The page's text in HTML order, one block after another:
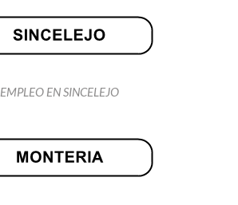
EMPLEO EN SINCELEJO